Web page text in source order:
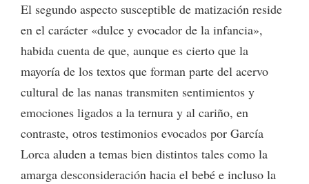
El segundo aspecto susceptible de matización reside
en el carácter «dulce y evocador de la infancia»,
habida cuenta de que, aunque es cierto que la
mayoría de los textos que forman parte del acervo
cultural de las nanas transmiten sentimientos y
emociones ligados a la ternura y al cariño, en
contraste, otros testimonios evocados por García
Lorca aluden a temas bien distintos tales como la
amarga desconsideración hacia el bebé e incluso la